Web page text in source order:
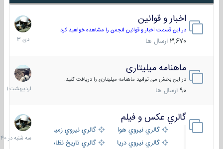
اخبار و قوانین
در این قسمت اخبار و قوانین انجمن را مشاهده خواهید کرد
3,670 ارسال ها
22
دی
1403
ماهنامه میلیتاری
در این بخش می توانید ماهنامه میلیتاری را دریافت کنید.
90 ارسال ها
30
1401
گالري عكس و فيلم
گالري نيروي هوايي
گالري نيروي زميني
گالري نيروي دريايي
گالري تاریخ نظامی
سه
شنبه
در